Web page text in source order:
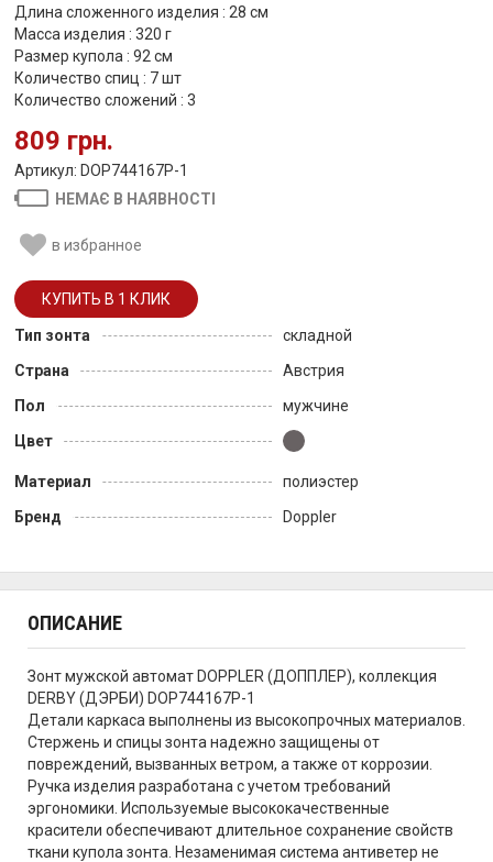
Длина сложенного изделия : 28 см
Масса изделия : 320 г
Размер купола : 92 см
Количество спиц : 7 шт
Количество сложений : 3
809 грн.
Артикул: DOP744167P-1
НЕМАЄ В НАЯВНОСТІ
в избранное
Тип зонта
складной
Страна
Австрия
Пол
мужчине
Цвет
Материал
полиэстер
Бренд
Doppler
ОПИСАНИЕ
Зонт мужской автомат DOPPLER (ДОППЛЕР), коллекция
DERBY (ДЭРБИ) DOP744167P-1
Детали каркаса выполнены из высокопрочных материалов.
Стержень и спицы зонта надежно защищены от
повреждений, вызванных ветром, а также от коррозии.
Ручка изделия разработана с учетом требований
эргономики. Используемые высококачественные
красители обеспечивают длительное сохранение свойств
ткани купола зонта. Незаменимая система антиветер не